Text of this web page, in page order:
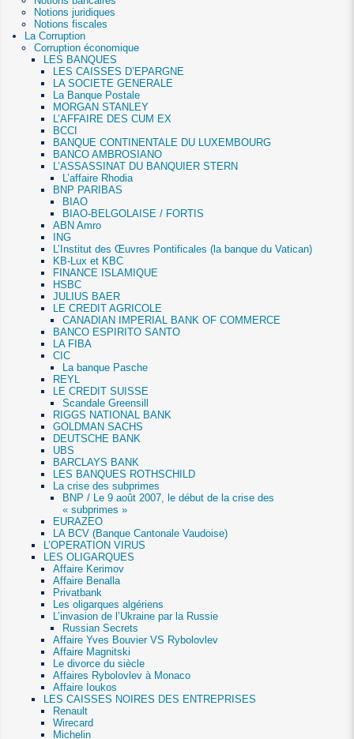
Notions juridiques
Notions fiscales
La Corruption
Corruption économique
LES BANQUES
LES CAISSES D’EPARGNE
LA SOCIETE GENERALE
La Banque Postale
MORGAN STANLEY
L’AFFAIRE DES CUM EX
BCCI
BANQUE CONTINENTALE DU LUXEMBOURG
BANCO AMBROSIANO
L’ASSASSINAT DU BANQUIER STERN
L’affaire Rhodia
BNP PARIBAS
BIAO
BIAO-BELGOLAISE / FORTIS
ABN Amro
ING
L’Institut des Œuvres Pontificales (la banque du Vatican)
KB-Lux et KBC
FINANCE ISLAMIQUE
HSBC
JULIUS BAER
LE CREDIT AGRICOLE
CANADIAN IMPERIAL BANK OF COMMERCE
BANCO ESPIRITO SANTO
LA FIBA
CIC
La banque Pasche
REYL
LE CREDIT SUISSE
Scandale Greensill
RIGGS NATIONAL BANK
GOLDMAN SACHS
DEUTSCHE BANK
UBS
BARCLAYS BANK
LES BANQUES ROTHSCHILD
La crise des subprimes
BNP / Le 9 août 2007, le début de la crise des
« subprimes »
EURAZEO
LA BCV (Banque Cantonale Vaudoise)
L’OPERATION VIRUS
LES OLIGARQUES
Affaire Kerimov
Affaire Benalla
Privatbank
Les oligarques algériens
L’invasion de l’Ukraine par la Russie
Russian Secrets
Affaire Yves Bouvier VS Rybolovlev
Affaire Magnitski
Le divorce du siècle
Affaires Rybolovlev à Monaco
Affaire Ioukos
LES CAISSES NOIRES DES ENTREPRISES
Renault
Wirecard
Michelin